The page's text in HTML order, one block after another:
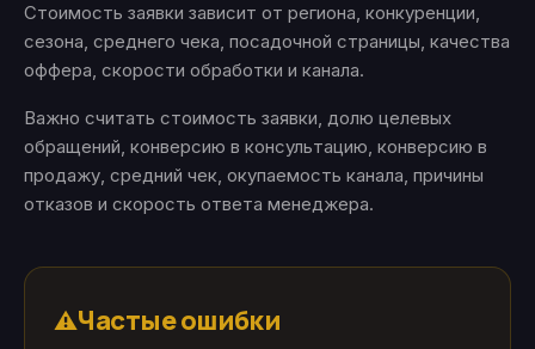
Стоимость заявки зависит от региона, конкуренции,
сезона, среднего чека, посадочной страницы, качества
оффера, скорости обработки и канала.
Важно считать стоимость заявки, долю целевых
обращений, конверсию в консультацию, конверсию в
продажу, средний чек, окупаемость канала, причины
отказов и скорость ответа менеджера.
⚠️Частые ошибки